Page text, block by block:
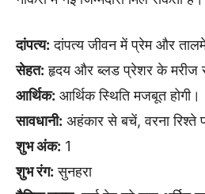
दांपत्य: दांपत्य जीवन में प्रेम और
सेहत: हृदय और ब्लड प्रेशर के मरीज
आर्थिक: आर्थिक स्थिति मजबूत होगी।
सावधानी: अहंकार से बचें, वरना रिश्ते
शुभ अंक: 1
शुभ रंग: सुनहरा